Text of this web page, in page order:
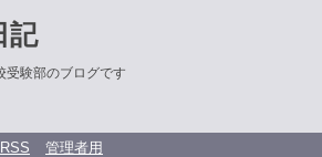
記
受験部のブログです
RSS 管理者用